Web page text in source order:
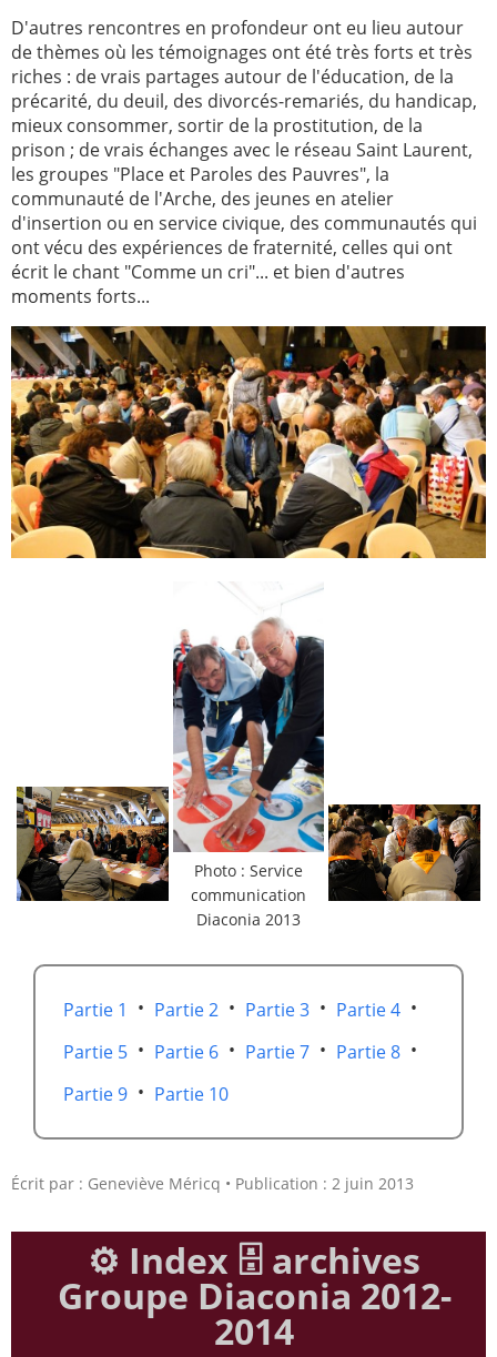
D'autres rencontres en profondeur ont eu lieu autour
de thèmes où les témoignages ont été très forts et très
riches : de vrais partages autour de l'éducation, de la
précarité, du deuil, des divorcés-remariés, du handicap,
mieux consommer, sortir de la prostitution, de la
prison ; de vrais échanges avec le réseau Saint Laurent,
les groupes "Place et Paroles des Pauvres", la
communauté de l'Arche, des jeunes en atelier
d'insertion ou en service civique, des communautés qui
ont vécu des expériences de fraternité, celles qui ont
écrit le chant "Comme un cri"... et bien d'autres
moments forts...
Photo : Service
communication
Diaconia 2013
Partie 1 • Partie 2 • Partie 3 • Partie 4 •
Partie 5 • Partie 6 • Partie 7 • Partie 8 •
Partie 9 • Partie 10
Écrit par : Geneviève Méricq Publication : 2 juin 2013
⚙️ Index 🗄️ archives
Groupe Diaconia 2012-
2014